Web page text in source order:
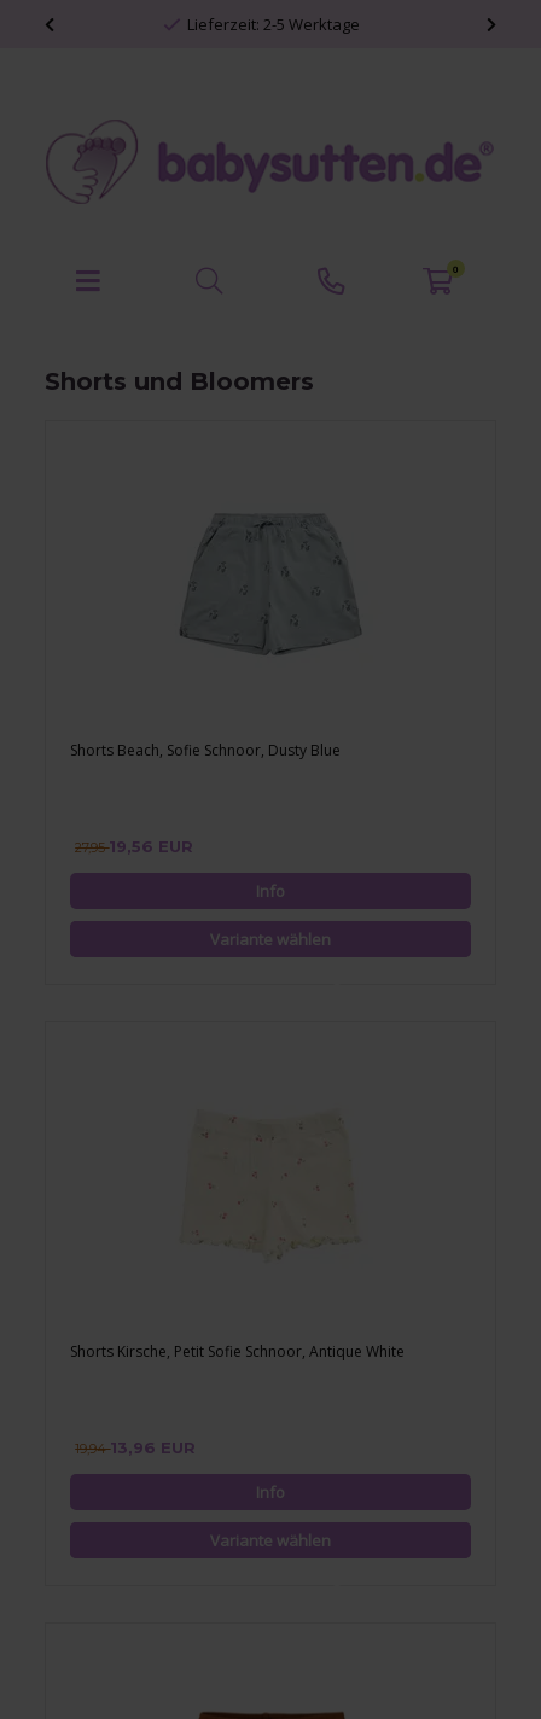
Lieferzeit: 2-5 Werktage
0
Shorts und Bloomers
Shorts Beach, Sofie Schnoor, Dusty Blue
27,9519,56 EUR
Shorts Kirsche, Petit Sofie Schnoor, Antique White
19,9413,96 EUR